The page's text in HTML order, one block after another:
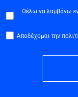
Θέλω να λαμβάνω
Αποδέχομαι την